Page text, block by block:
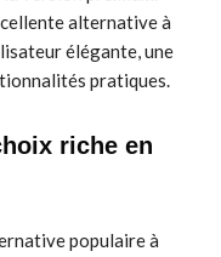
alternative à
élégante, une
pratiques.
riche en
populaire à